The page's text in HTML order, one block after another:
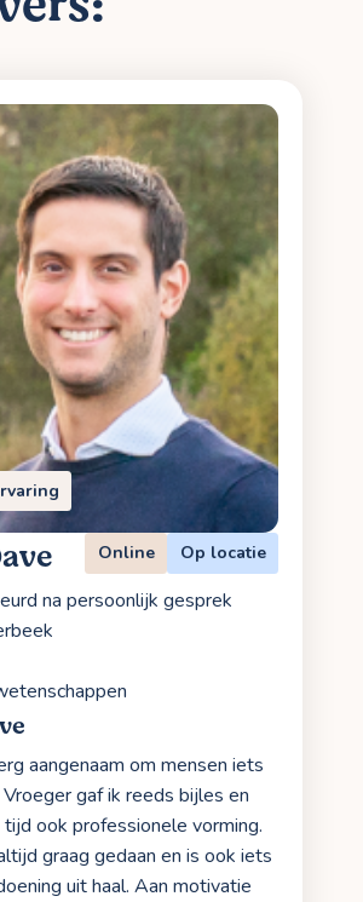
Online Op locatie
na persoonlijk gesprek
aangenaam om mensen iets
gaf ik reeds bijles en
ook professionele vorming.
graag gedaan en is ook iets
uit haal. Aan motivatie